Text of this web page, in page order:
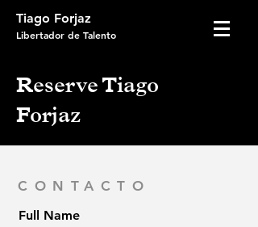
Tiago Forjaz
Libertador de Talento
Reserve Tiago
Forjaz
CONTACTO